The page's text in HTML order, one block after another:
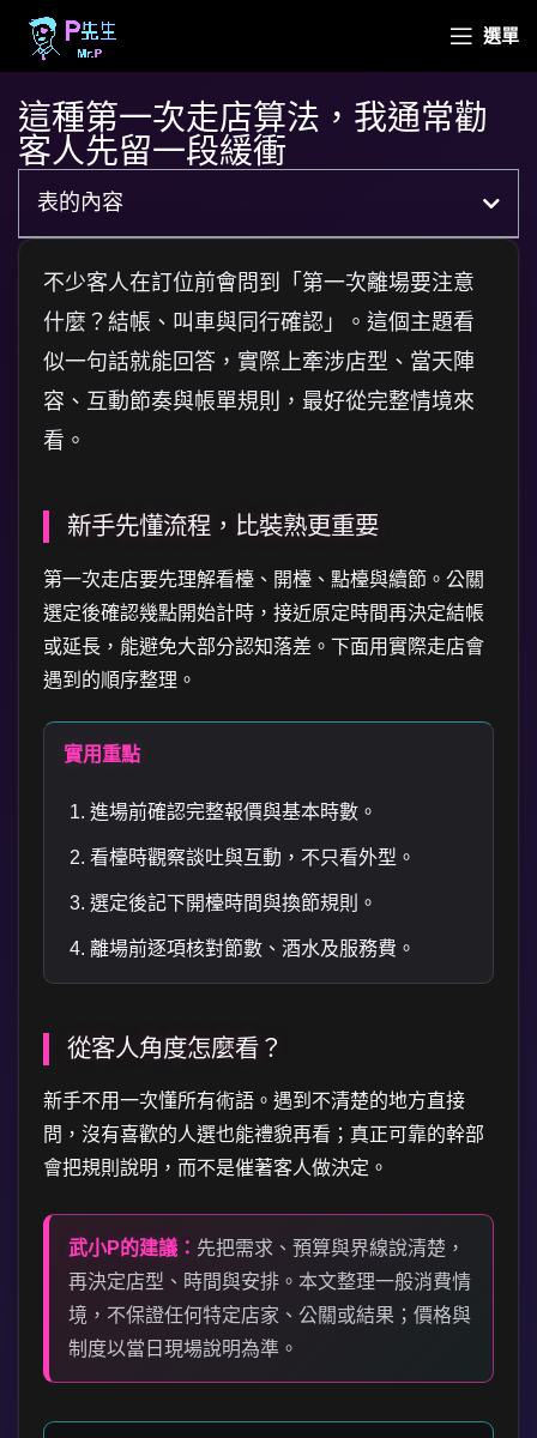
選單
這種第一次走店算法，我通常勸
客人先留一段緩衝
表的內容
不少客人在訂位前會問到「第一次離場要注意
什麼？結帳、叫車與同行確認」。這個主題看
似一句話就能回答，實際上牽涉店型、當天陣
容、互動節奏與帳單規則，最好從完整情境來
看。
新手先懂流程，比裝熟更重要
第一次走店要先理解看檯、開檯、點檯與續節。公關
選定後確認幾點開始計時，接近原定時間再決定結帳
或延長，能避免大部分認知落差。下面用實際走店會
遇到的順序整理。
實用重點
進場前確認完整報價與基本時數。
看檯時觀察談吐與互動，不只看外型。
選定後記下開檯時間與換節規則。
離場前逐項核對節數、酒水及服務費。
從客人角度怎麼看？
新手不用一次懂所有術語。遇到不清楚的地方直接
問，沒有喜歡的人選也能禮貌再看；真正可靠的幹部
會把規則說明，而不是催著客人做決定。
武小P的建議： 先把需求、預算與界線說清楚，
再決定店型、時間與安排。本文整理一般消費情
境，不保證任何特定店家、公關或結果；價格與
制度以當日現場說明為準。